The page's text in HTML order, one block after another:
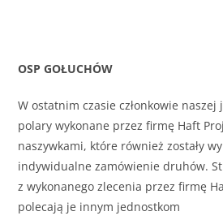
OSP GOŁUCHÓW
W ostatnim czasie członkowie
polary wykonane przez firmę Haft
naszywkami, które również zostały
indywidualne zamówienie druhów.
z wykonanego zlecenia przez firmę
polecają je innym jednostkom